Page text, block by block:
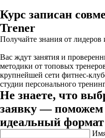
Курс записан
Trener
Получайте знания от лидеров
Вас ждут занятия и
методики от топовых
крупнейшей сети фитнес-
студии персонального
Не знаете, что
заявку — поможем
идеальный формат